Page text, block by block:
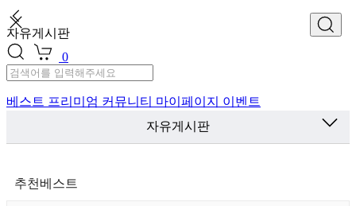
자유게시판
0
베스트 프리미엄 커뮤니티 마이페이지 이벤트
자유게시판
추천베스트